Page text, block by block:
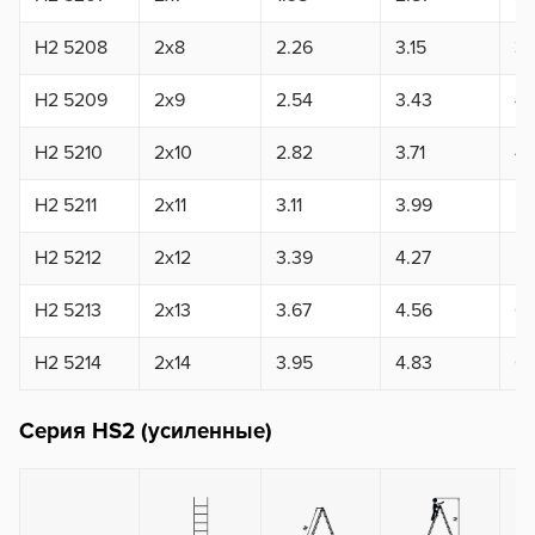
H2 5208 2x8 2.26 3.15
H2 5209 2x9 2.54 3.43
H2 5210 2x10 2.82 3.71
H2 5211 2x11 3.11 3.99
H2 5212 2x12 3.39 4.27
H2 5213 2x13 3.67 4.56
H2 5214 2x14 3.95 4.83
Серия HS2 (усиленные)